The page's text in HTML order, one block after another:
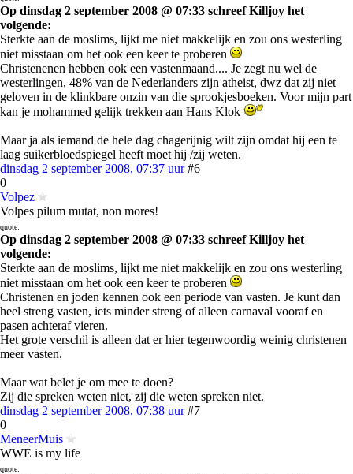
Op dinsdag 2 september 2008 @ 07:33 schreef Killjoy het
volgende:
Sterkte aan de moslims, lijkt me niet makkelijk en zou ons westerling
niet misstaan om het ook een keer te proberen
Christenenen hebben ook een vastenmaand.... Je zegt nu wel de
westerlingen, 48% van de Nederlanders zijn atheist, dwz dat zij niet
geloven in de klinkbare onzin van die sprookjesboeken. Voor mijn part
kan je mohammed gelijk trekken aan Hans Klok
Maar ja als iemand de hele dag chagerijnig wilt zijn omdat hij een te
laag suikerbloedspiegel heeft moet hij /zij weten.
dinsdag 2 september 2008, 07:37 uur #6
0
Volpez
Volpes pilum mutat, non mores!
quote:
Op dinsdag 2 september 2008 @ 07:33 schreef Killjoy het
volgende:
Sterkte aan de moslims, lijkt me niet makkelijk en zou ons westerling
niet misstaan om het ook een keer te proberen
Christenen en joden kennen ook een periode van vasten. Je kunt dan
heel streng vasten, iets minder streng of alleen carnaval vooraf en
pasen achteraf vieren.
Het grote verschil is alleen dat er hier tegenwoordig weinig christenen
meer vasten.
Maar wat belet je om mee te doen?
Zij die spreken weten niet, zij die weten spreken niet.
dinsdag 2 september 2008, 07:38 uur #7
0
MeneerMuis
WWE is my life
quote: